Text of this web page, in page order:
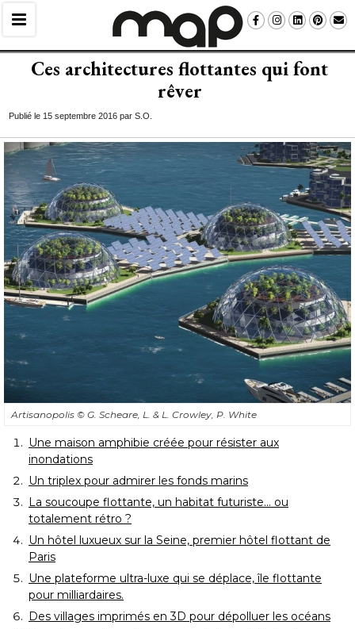
Ces architectures flottantes qui font
rêver
Publié le 15 septembre 2016 par S.O.
Artisanopolis © G. Scheare, L. & L. Crowley, P. White
Une maison amphibie créée pour résister aux
inondations
Un triplex pour admirer les fonds marins
La soucoupe flottante, un habitat futuriste... ou
totalement rétro ?
Un hôtel luxueux sur la Seine, premier hôtel flottant de
Paris
Une plateforme ultra-luxe qui se déplace, île flottante
pour milliardaires.
Des villages imprimés en 3D pour dépolluer les océans